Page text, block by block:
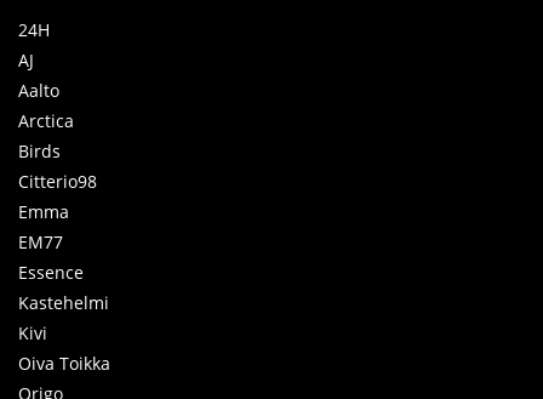
24H
AJ
Aalto
Arctica
Birds
Citterio98
Emma
EM77
Essence
Kastehelmi
Kivi
Oiva Toikka
Origo